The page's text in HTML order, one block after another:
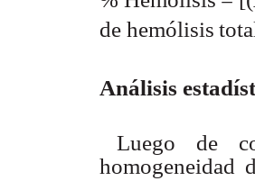
de hemólisis
Análisis
Luego de
homogeneidad